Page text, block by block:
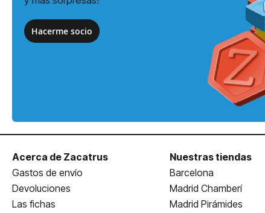
Hacerme socio
Acerca de Zacatrus
Gastos de envío
Devoluciones
Las fichas
Nuestras tiendas
Barcelona
Madrid Chamberí
Madrid Pirámides